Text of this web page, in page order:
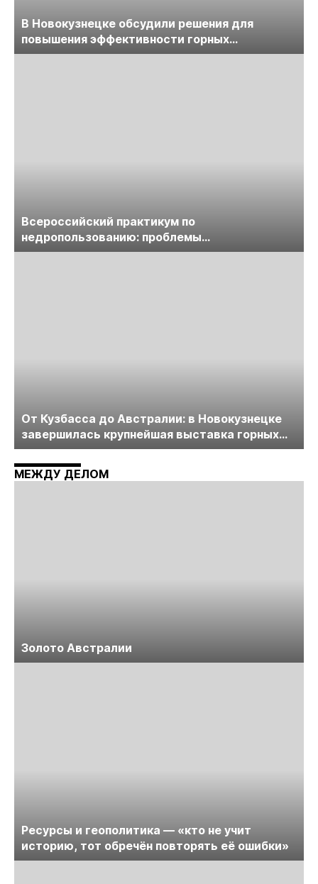
В Новокузнецке обсудили решения для
повышения эффективности горных
предприятий
Всероссийский практикум по
недропользованию: проблемы
лицензирования, цифровизации, экспертизы
От Кузбасса до Австралии: в Новокузнецке
завершилась крупнейшая выставка горных
технологий «Недра России. Уголь России и
Майнинг»
МЕЖДУ ДЕЛОМ
Золото Австралии
Ресурсы и геополитика — «кто не учит
историю, тот обречён повторять её ошибки»